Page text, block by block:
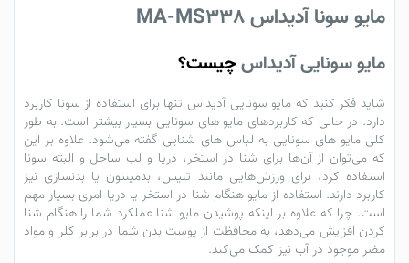
مایو سونا آدیداس
مایو سونایی آدیداسچیست؟
شاید فکر کنید که مایو سونایی آدیداس تنها برای استفاده از سونا کاربرد
دارد. در حالی که کاربردهای مایو های سونایی بسیار بیشتر است. به طور
کلیمایو های سونایی به لباس های شنایی گفته می‌شود. علاوه بر این
که می‌توان از آن‌ها برای شنا در استخر، دریا و لب ساحل و البته سونا
استفاده کرد، برای ورزش‌هایی مانند تنیس، بدمینتون یا بدنسازی نیز
کاربرد دارند. استفاده از مایو هنگام شنا در استخر یا دریا امری بسیار مهم
است. چرا که علاوه بر اینکه پوشیدن مایو شنا عملکرد شما را هنگام شنا
کردن افزایش می‌دهد، به محافظت از پوست بدن شما در برابر کلر و مواد
مضر موجود در آب نیز کمک می‌کند.